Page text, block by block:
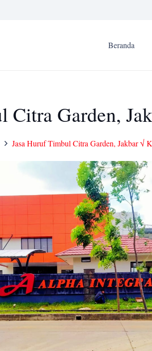
Beranda
Citra Garden,
Jasa Huruf Timbul Citra Garden, Jakbar √